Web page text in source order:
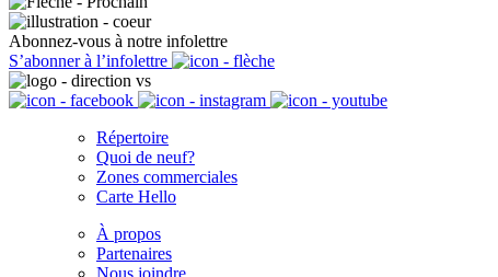
Abonnez-vous à notre infolettre
S’abonner à l’infolettre
Répertoire
Quoi de neuf?
Zones commerciales
Carte Hello
À propos
Partenaires
Nous joindre